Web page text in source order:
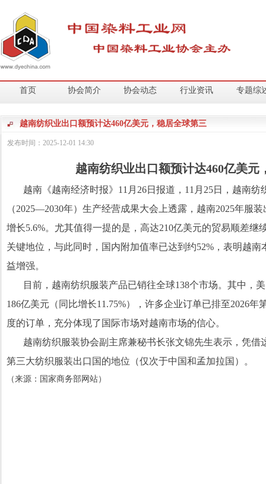
首页 协会简介 协会动态 行业资讯 专题综
越南纺织业出口额预计达460亿美元，稳居全球第三
发布时间： 2025-12-01 14:30
越南纺织业出口额预计达460亿美元
越南《越南经济时报》 11 月 26日报道， 11 月 25日，越南纺
（2025—2030年）生产经营成果大会上透露，越南2025年服装
增长5.6%。尤其值得一提的是，高达210亿美元的贸易顺差继
关键地位，与此同时，国内附加值率已达到约52% ，表明越
益增强。
目前，越南纺织服装产品已销往全球138个市场。其中，
186亿美元（同比增长11.75%），许多企业订单已排至2026年
度的订单，充分体现了国际市场对越南市场的信心。
越南纺织服装协会副主席兼秘书长张文锦先生表示，凭借
第三大纺织服装出口国的地位（仅次于中国和孟加拉国）。
（来源：国家商务部网站）